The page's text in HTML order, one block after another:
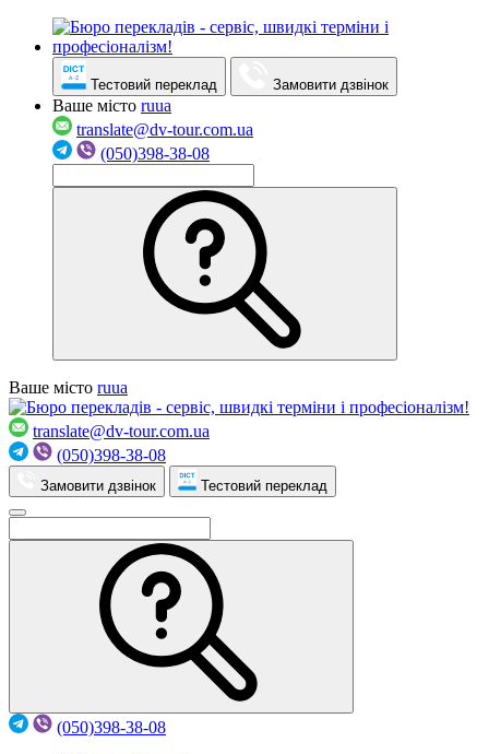
Тестовий переклад Замовити дзвінок
Ваше місто ruua
translate@dv-tour.com.ua
(050)398-38-08
Ваше місто ruua
translate@dv-tour.com.ua
(050)398-38-08
Замовити дзвінок Тестовий переклад
(050)398-38-08